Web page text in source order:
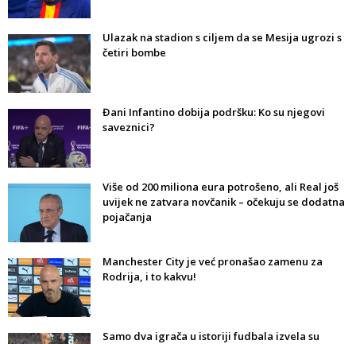
Ulazak na stadion s ciljem da se Mesija ugrozi s
četiri bombe
Đani Infantino dobija podršku: Ko su njegovi
saveznici?
Više od 200 miliona eura potrošeno, ali Real još
uvijek ne zatvara novčanik – očekuju se dodatna
pojačanja
Manchester City je već pronašao zamenu za
Rodrija, i to kakvu!
Samo dva igrača u istoriji fudbala izvela su